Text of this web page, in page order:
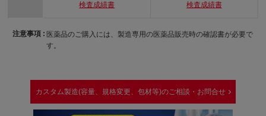
検査成績書 検査成績書
注意事項 : 医薬品のご購入には、製造専用の医薬品販売時の確認書が必要で
す。
カスタム製造(容量、規格変更、包材等)のご相談・お問合せ